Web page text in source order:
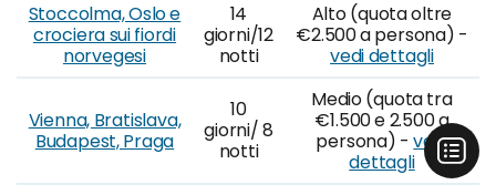
Stoccolma, Oslo e
crociera sui fiordi
norvegesi
14
giorni/12
notti
Alto (quota oltre
€2.500 a persona) -
vedi dettagli
Vienna, Bratislava,
Budapest, Praga
10
giorni/ 8
notti
Medio (quota tra
€1.500 e 2.500 a
persona) -vedi
dettagli